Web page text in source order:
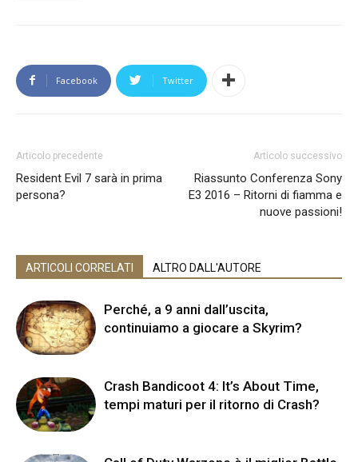
Facebook Twitter
Articolo precedente
Resident Evil 7 sarà in prima
persona?
Articolo successivo
Riassunto Conferenza Sony
E3 2016 – Ritorni di fiamma e
nuove passioni!
ARTICOLI CORRELATI ALTRO DALL'AUTORE
Perché, a 9 anni dall’uscita,
continuiamo a giocare a Skyrim?
Crash Bandicoot 4: It’s About Time,
tempi maturi per il ritorno di Crash?